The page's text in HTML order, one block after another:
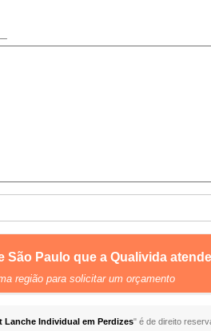
São Paulo que a Qualivida
região para solicitar um orçamento
Lanche Individual em Perdizes" é de direito